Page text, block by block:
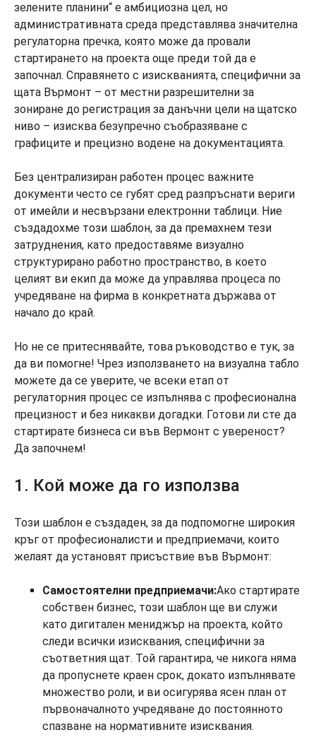
зелените планини“ е амбициозна цел, но
административната среда представлява значителна
регулаторна пречка, която може да провали
стартирането на проекта още преди той да е
започнал. Справянето с изискванията, специфични за
щата Върмонт – от местни разрешителни за
зониране до регистрация за данъчни цели на щатско
ниво – изисква безупречно съобразяване с
графиците и прецизно водене на документацията.
Без централизиран работен процес важните
документи често се губят сред разпръснати вериги
от имейли и несвързани електронни таблици. Ние
създадохме този шаблон, за да премахнем тези
затруднения, като предоставяме визуално
структурирано работно пространство, в което
целият ви екип да може да управлява процеса по
учредяване на фирма в конкретната държава от
начало до край.
Но не се притеснявайте, това ръководство е тук, за
да ви помогне! Чрез използването на визуална табло
можете да се уверите, че всеки етап от
регулаторния процес се изпълнява с професионална
прецизност и без никакви догадки. Готови ли сте да
стартирате бизнеса си във Вермонт с увереност?
Да започнем!
1. Кой може да го използва
Този шаблон е създаден, за да подпомогне широкия
кръг от професионалисти и предприемачи, които
желаят да установят присъствие във Върмонт:
Самостоятелни предприемачи:Ако стартирате
собствен бизнес, този шаблон ще ви служи
като дигитален мениджър на проекта, който
следи всички изисквания, специфични за
съответния щат. Той гарантира, че никога няма
да пропуснете краен срок, докато изпълнявате
множество роли, и ви осигурява ясен план от
първоначалното учредяване до постоянното
спазване на нормативните изисквания.